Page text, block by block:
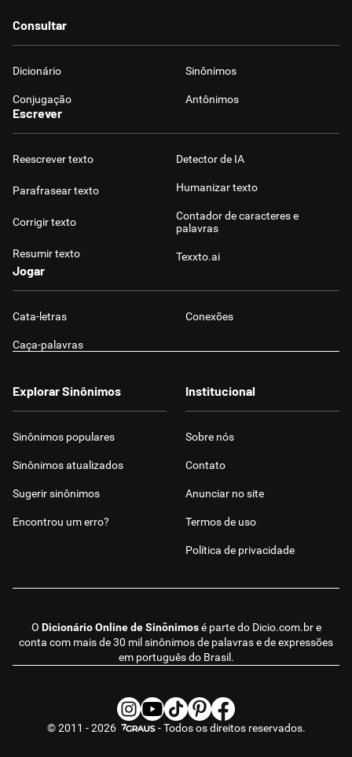
Consultar
Dicionário Sinônimos
Conjugação Antônimos
Escrever
Reescrever texto
Parafrasear texto
Corrigir texto
Resumir texto
Detector de IA
Humanizar texto
Contador de caracteres e
palavras
Texxto.ai
Jogar
Cata-letras Conexões
Caça-palavras
O Dicionário Online de Sinônimosé parte do Dicio.com.bre
conta com mais de 30 mil sinônimos de palavras e de expressões
em português do Brasil.
Explorar Sinônimos
Sinônimos populares
Sinônimos atualizados
Sugerir sinônimos
Encontrou um erro?
Institucional
Sobre nós
Contato
Anunciar no site
Termos de uso
Política de privacidade
© 2011 - 2026 - Todos os direitos reservados.